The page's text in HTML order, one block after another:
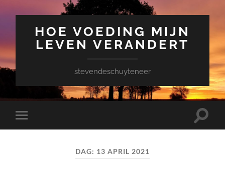
HOE VOEDING MIJN
LEVEN VERANDERT
stevendeschuyteneer
Toggle
mobiel
Toggle
DAG: 13 APRIL 2021